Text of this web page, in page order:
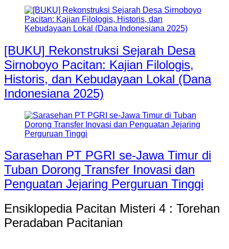
[BUKU] Rekonstruksi Sejarah Desa
Sirnoboyo Pacitan: Kajian Filologis,
Historis, dan Kebudayaan Lokal (Dana
Indonesiana 2025)
Sarasehan PT PGRI se-Jawa Timur di
Tuban Dorong Transfer Inovasi dan
Penguatan Jejaring Perguruan Tinggi
Ensiklopedia Pacitan Misteri 4 : Torehan
Peradaban Pacitanian